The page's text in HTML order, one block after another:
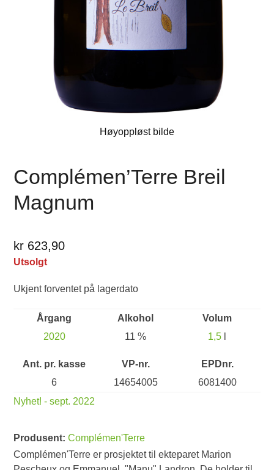
Høyoppløst bilde
Complémen’Terre Breil
Magnum
kr 623,90
Utsolgt
Ukjent forventet på lagerdato
Årgang
2020
Alkohol
11 %
Volum
1,5
Ant. pr. kasse
6
VP-nr.
14654005
EPDnr.
6081400
Nyhet! - sept. 2022
Produsent:Complémen'Terre
Complémen'Terre er prosjektet til ekteparet Marion